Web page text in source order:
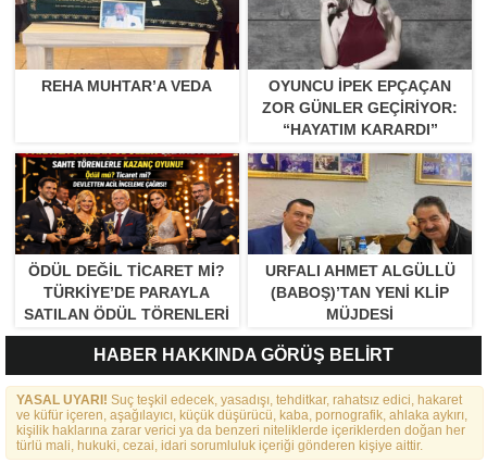
REHA MUHTAR’A VEDA
OYUNCU İPEK EPÇAÇAN
ZOR GÜNLER GEÇIRIYOR:
“HAYATIM KARARDI”
ÖDÜL DEĞIL TICARET MI?
TÜRKIYE’DE PARAYLA
SATILAN ÖDÜL TÖRENLERI
TARTIŞMA YARATTI”
URFALI AHMET ALGÜLLÜ
(BABOŞ)’TAN YENI KLIP
MÜJDESI
HABER HAKKINDA GÖRÜŞ BELİRT
YASAL UYARI! Suç teşkil edecek, yasadışı, tehditkar, rahatsız edici, hakaret
ve küfür içeren, aşağılayıcı, küçük düşürücü, kaba, pornografik, ahlaka aykırı,
kişilik haklarına zarar verici ya da benzeri niteliklerde içeriklerden doğan her
türlü mali, hukuki, cezai, idari sorumluluk içeriği gönderen kişiye aittir.